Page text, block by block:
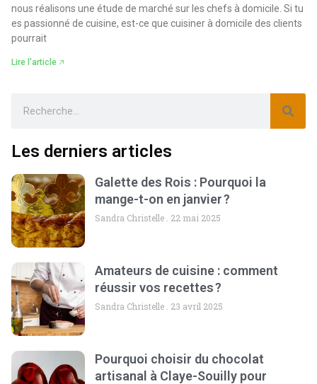
nous réalisons une étude de marché sur les chefs à domicile. Si tu
es passionné de cuisine, est-ce que cuisiner à domicile des clients
pourrait
Lire l'article 🡥
Les derniers articles
Galette des Rois : Pourquoi la
mange-t-on en janvier ?
Sandra Christelle 22 mai 2025
Amateurs de cuisine : comment
réussir vos recettes ?
Sandra Christelle 23 avril 2025
Pourquoi choisir du chocolat
artisanal à Claye-Souilly pour